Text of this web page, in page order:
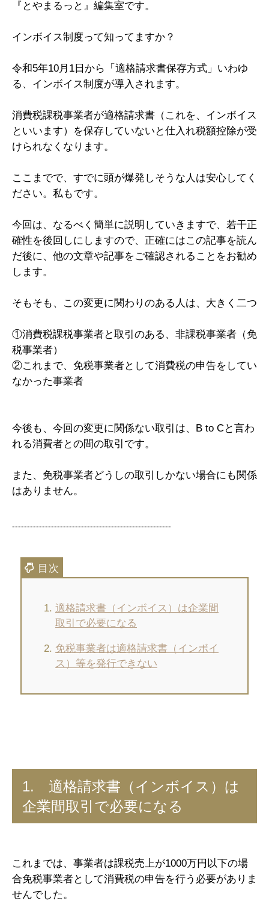
『とやまるっと』編集室です。
インボイス制度って知ってますか？
令和5年10月1日から「適格請求書保存方式」いわゆ
る、インボイス制度が導入されます。
消費税課税事業者が適格請求書（これを、インボイス
といいます）を保存していないと仕入れ税額控除が受
けられなくなります。
ここまでで、すでに頭が爆発しそうな人は安心してく
ださい。私もです。
今回は、なるべく簡単に説明していきますで、若干正
確性を後回しにしますので、正確にはこの記事を読ん
だ後に、他の文章や記事をご確認されることをお勧め
します。
そもそも、この変更に関わりのある人は、大きく二つ
①消費税課税事業者と取引のある、非課税事業者（免
税事業者）
②これまで、免税事業者として消費税の申告をしてい
なかった事業者
今後も、今回の変更に関係ない取引は、B to Cと言わ
れる消費者との間の取引です。
また、免税事業者どうしの取引しかない場合にも関係
はありません。
-----------------------------------------------------
適格請求書（インボイス）は企業間
取引で必要になる
免税事業者は適格請求書（インボイ
ス）等を発行できない
1. 適格請求書（インボイス）は
企業間取引で必要になる
これまでは、事業者は課税売上が1000万円以下の場
合免税事業者として消費税の申告を行う必要がありま
せんでした。